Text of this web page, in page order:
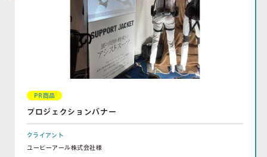
PR商品
プロジェクションバナー
クライアント
ユーピーアール株式会社様